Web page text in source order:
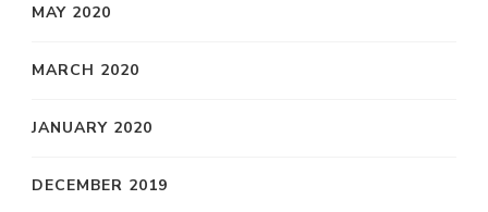
MAY 2020
MARCH 2020
JANUARY 2020
DECEMBER 2019